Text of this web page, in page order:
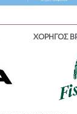
ΧΟΡΗΓΟΣ